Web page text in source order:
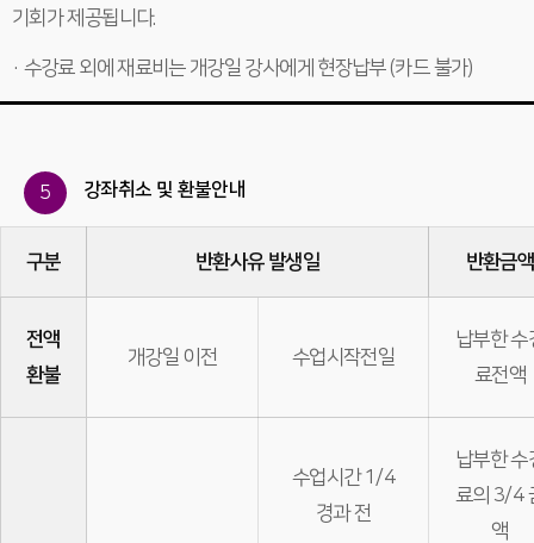
기회가 제공됩니다.
· 수강료 외에 재료비는 개강일 강사에게 현장납부 (카드 불가)
5 강좌취소 및 환불안내
구분 반환사유 발생일 반환금액
전액
환불
개강일 이전 수업시작전일
납부한 수
료전액
수업시간 1/4
경과 전
납부한 수
료의 3/4
액